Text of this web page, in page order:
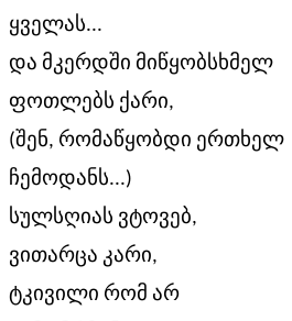
ყველას...
და მკერდში მიწყობსხმელ
ფოთლებს ქარი,
(შენ, რომაწყობდი ერთხელ
ჩემოდანს...)
სულსღიას ვტოვებ,
ვითარცა კარი,
ტკივილი რომ არ